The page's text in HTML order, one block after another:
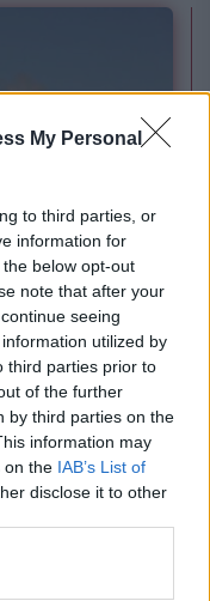
My Personal
to third parties, or
information for
below opt-out
note that after your
seeing
utilized by
third parties prior to
of the further
by third parties on the
information may
on the IAB’s List of
disclose it to other
european
și susține
Critici la